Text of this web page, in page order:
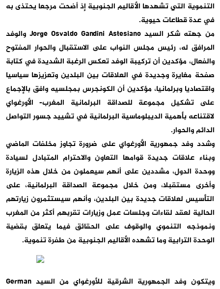
التنموية التي تشهدها الأقاليم الجنوبية إذ أضحت مرجعا يحتذى به
في عدة قطاعات حيوية.
من جهته شكر السيد Jorge Osvaldo Gandini Astesiano والوفد
المرافق له، رئيس مجلس النواب على الاستقبال والحوار المفتوح
والفعال، مؤكدين أن تركيبة الوفد تعكس الرغبة الشديدة في كتابة
صفحة مغايرة وجديدة في العلاقات بين البلدين وتعزيزها سياسيا
واقتصاديا وبرلمانيا، مؤكدين أن الكونجرس بمجلسيه وافق بالإجماع
على تشكيل مجموعة للصداقة البرلمانية المغرب- الأورغواي
لاقتناعه بأهمية الديبلوماسية البرلمانية في تشييد جسور التواصل
الدائم والحوار.
وشدد وفد جمهورية الأورغواي على ضرورة تجاوز مخلفات الماضي
وبناء علاقات جديدة قوامها التعاون والاحترام المتبادل لسيادة
ووحدة الدول، مشددين على أنهم سيعملون من خلال هذه الزيارة
وأخرى مستقبلا، ومن خلال مجموعة الصداقة البرلمانية، على
التأسيس لعلاقات جديدة بين البلدين، وأنهم سيستثمرون زيارتهم
الحالية لعقد لقاءات وجلسات عمل وزيارات تقربهم أكثر من المغرب
ونموذجه التنموي والوقوف على الحقائق فيما يتعلق بقضية
الوحدة الترابية وما تشهده الأقاليم الجنوبية من طفرة تنموية.
ويتكون وفد الجمهورية الشرقية للأورغواي من السيد German